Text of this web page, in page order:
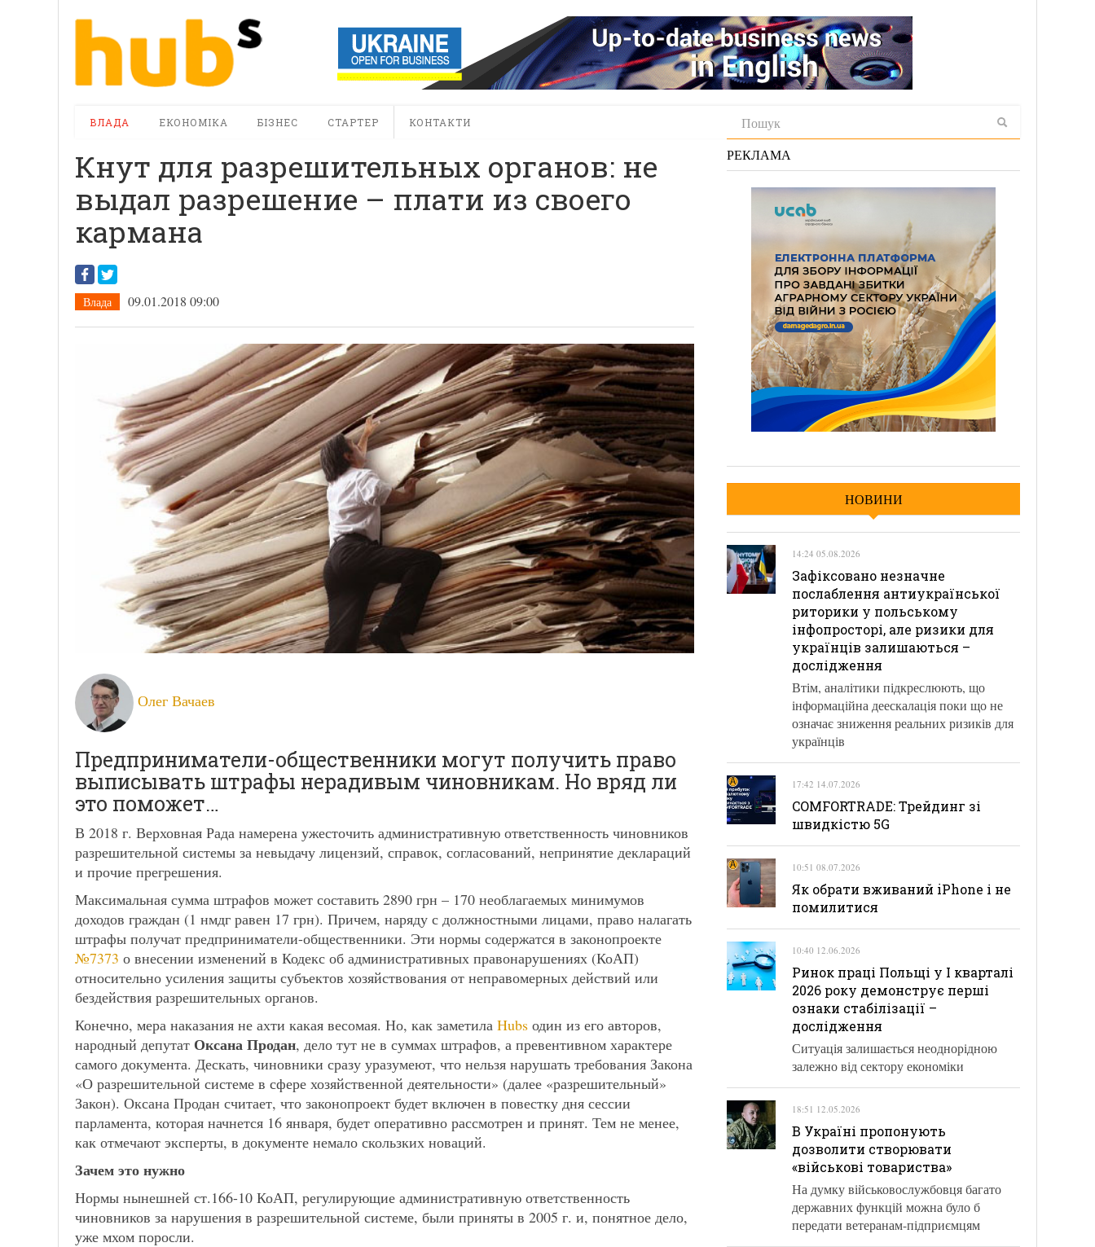
ВЛАДА ЕКОНОМІКА БІЗНЕС СТАРТЕР КОНТАКТИ
Кнут для разрешительных органов: не
выдал разрешение – плати из своего
кармана
Влада 09.01.2018 09:00
Олег Вачаев
Предприниматели-общественники могут получить право
выписывать штрафы нерадивым чиновникам. Но вряд ли
это поможет…
В 2018 г. Верховная Рада намерена ужесточить административную ответственность чиновников
разрешительной системы за невыдачу лицензий, справок, согласований, непринятие деклараций
и прочие прегрешения.
Максимальная сумма штрафов может составить 2890 грн – 170 необлагаемых минимумов
доходов граждан (1 нмдг равен 17 грн). Причем, наряду с должностными лицами, право налагать
штрафы получат предприниматели-общественники. Эти нормы содержатся в законопроекте
№7373 о внесении изменений в Кодекс об административных правонарушениях (КоАП)
относительно усиления защиты субъектов хозяйствования от неправомерных действий или
бездействия разрешительных органов.
Конечно, мера наказания не ахти какая весомая. Но, как заметила Hubs один из его авторов,
народный депутат Оксана Продан, дело тут не в суммах штрафов, а превентивном характере
самого документа. Дескать, чиновники сразу уразумеют, что нельзя нарушать требования Закона
«О разрешительной системе в сфере хозяйственной деятельности» (далее «разрешительный»
Закон). Оксана Продан считает, что законопроект будет включен в повестку дня сессии
парламента, которая начнется 16 января, будет оперативно рассмотрен и принят. Тем не менее,
как отмечают эксперты, в документе немало скользких новаций.
Зачем это нужно
Нормы нынешней ст.166-10 КоАП, регулирующие административную ответственность
чиновников за нарушения в разрешительной системе, были приняты в 2005 г. и, понятное дело,
уже мхом поросли.
РЕКЛАМА
НОВИНИ
14:24 05.08.2026
Зафіксовано незначне
послаблення антиукраїнської
риторики у польському
інфопросторі, але ризики для
українців залишаються –
дослідження
Втім, аналітики підкреслюють, що
інформаційна деескалація поки що не
означає зниження реальних ризиків для
українців
17:42 14.07.2026
COMFORTRADE: Трейдинг зі
швидкістю 5G
10:51 08.07.2026
Як обрати вживаний iPhone і не
помилитися
10:40 12.06.2026
Ринок праці Польщі у І кварталі
2026 року демонструє перші
ознаки стабілізації –
дослідження
Ситуація залишається неоднорідною
залежно від сектору економіки
18:51 12.05.2026
В Україні пропонують
дозволити створювати
«військові товариства»
На думку військовослужбовця багато
державних функцій можна було б
передати ветеранам-підприємцям